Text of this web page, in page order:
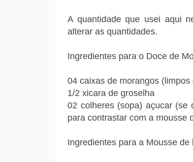
A quantidade que usei aqui
alterar as quantidades.
Ingredientes para o Doce de
04 caixas de morangos (limpos
1/2 xicara de groselha
02 colheres (sopa) açucar (se
para contrastar com a mousse
Ingredientes para a Mousse de